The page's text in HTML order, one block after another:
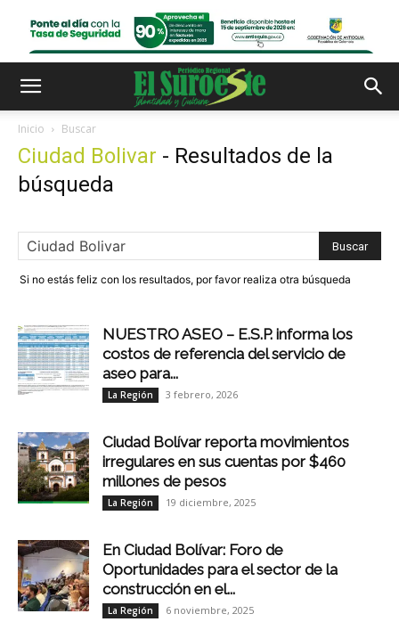
Inicio Buscar
Ciudad Bolivar - Resultados de la
búsqueda
Si no estás feliz con los resultados, por favor realiza otra búsqueda
NUESTRO ASEO – E.S.P. informa los
costos de referencia del servicio de
aseo para...
La Región 3 febrero, 2026
Ciudad Bolívar reporta movimientos
irregulares en sus cuentas por $460
millones de pesos
La Región 19 diciembre, 2025
En Ciudad Bolívar: Foro de
Oportunidades para el sector de la
construcción en el...
La Región 6 noviembre, 2025